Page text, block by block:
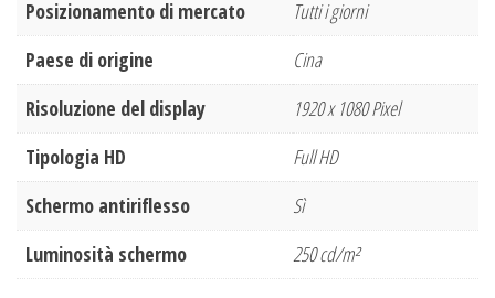
Posizionamento di mercato
Tutti i giorni
Paese di origine
Cina
Risoluzione del display
1920 x 1080 Pixel
Tipologia HD
Full HD
Schermo antiriflesso
Sì
Luminosità schermo
250 cd/m²